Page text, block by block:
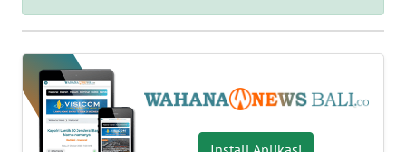
UTAMA
NUSANTARA
KHAS